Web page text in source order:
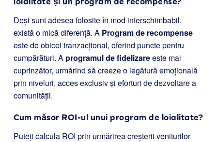
Deși sunt adesea folosite în mod interschimbabil,
există o mică diferență. A Program de recompense
este de obicei tranzacțional, oferind puncte pentru
cumpărături. A programul de fidelizareeste mai
cuprinzător, urmărind să creeze o legătură emoțională
prin niveluri, acces exclusiv și eforturi de dezvoltare a
comunității.
Cum măsor ROI-ul unui program de loialitate?
Puteți calcula ROI prin urmărirea creșterii veniturilor